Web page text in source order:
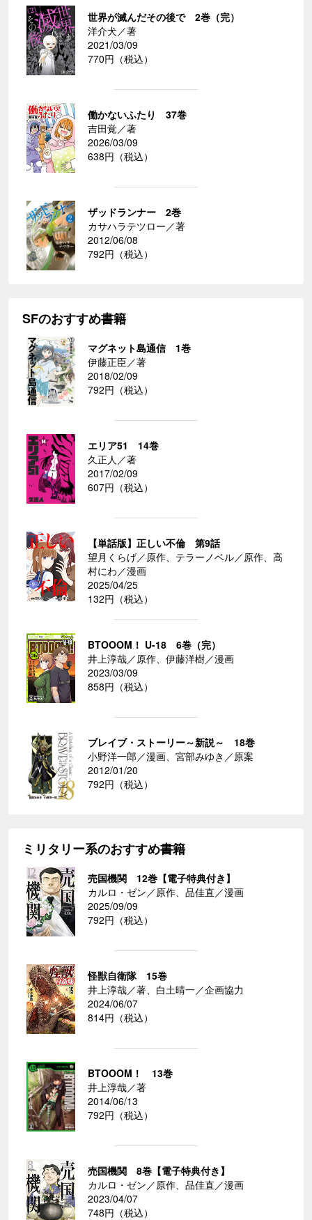
世界が滅んだその後で 2巻（完）
洋介犬／著
2021/03/09
770円（税込）
働かないふたり 37巻
吉田覚／著
2026/03/09
638円（税込）
ザッドランナー 2巻
カサハラテツロー／著
2012/06/08
792円（税込）
SFのおすすめ書籍
マグネット島通信 1巻
伊藤正臣／著
2018/02/09
792円（税込）
エリア51 14巻
久正人／著
2017/02/09
607円（税込）
【単話版】正しい不倫 第9話
望月くらげ／原作、テラーノベル／原作、高
村にわ／漫画
2025/04/25
132円（税込）
BTOOOM！ U-18 6巻（完）
井上淳哉／原作、伊藤洋樹／漫画
2023/03/09
858円（税込）
ブレイブ・ストーリー～新説～ 18巻
小野洋一郎／漫画、宮部みゆき／原案
2012/01/20
792円（税込）
ミリタリー系のおすすめ書籍
売国機関 12巻【電子特典付き】
カルロ・ゼン／原作、品佳直／漫画
2025/09/09
792円（税込）
怪獣自衛隊 15巻
井上淳哉／著、白土晴一／企画協力
2024/06/07
814円（税込）
BTOOOM！ 13巻
井上淳哉／著
2014/06/13
792円（税込）
売国機関 8巻【電子特典付き】
カルロ・ゼン／原作、品佳直／漫画
2023/04/07
748円（税込）